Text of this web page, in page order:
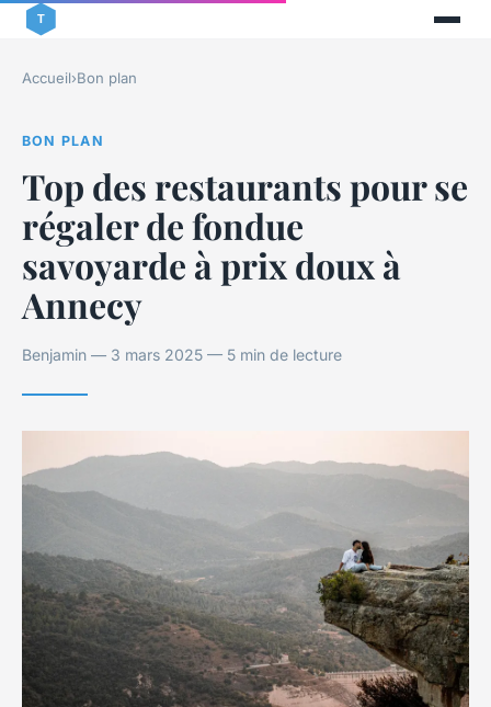
Accueil›Bon plan
BON PLAN
Top des restaurants pour se
régaler de fondue
savoyarde à prix doux à
Annecy
Benjamin — 3 mars 2025 — 5 min de lecture